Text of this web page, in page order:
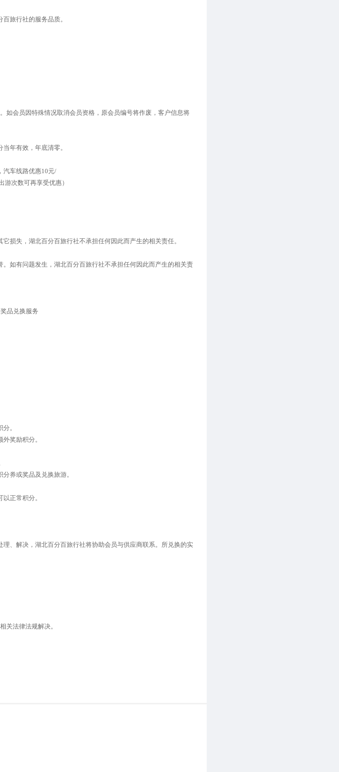
旅行社的服务品质。
如会员因特殊情况取消会员资格，原会员编号将作废，客户信息将
分当年有效，年底清零。
汽车线路优惠10元/
次数可再享受优惠）
损失，湖北百分百旅行社不承担任何因此而产生的相关责任。
如有问题发生，湖北百分百旅行社不承担任何因此而产生的相关责
品兑换服务
。
奖励积分。
券或奖品及兑换旅游。
正常积分。
、解决，湖北百分百旅行社将协助会员与供应商联系。所兑换的实
关法律法规解决。